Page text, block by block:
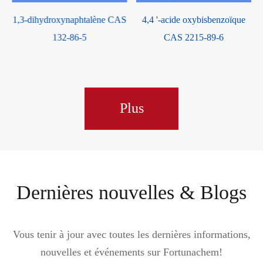
1,3-dihydroxynaphtalène CAS
132-86-5
4,4 '-acide oxybisbenzoïque
CAS 2215-89-6
Plus
Dernières nouvelles & Blogs
Vous tenir à jour avec toutes les dernières informations,
nouvelles et événements sur Fortunachem!